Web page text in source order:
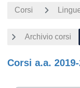
Corsi
Archivio corsi
Corsi a.a.